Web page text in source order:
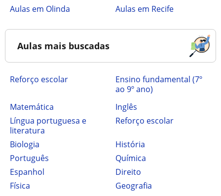
Aulas em Olinda Aulas em Recife
Aulas mais buscadas
Reforço escolar
ensino fundamental (7º
ao 9º ano)
Matemática
Inglês
Língua portuguesa e
literatura
Reforço escolar
Biologia
História
Português
Química
Espanhol
Direito
Física
Geografia